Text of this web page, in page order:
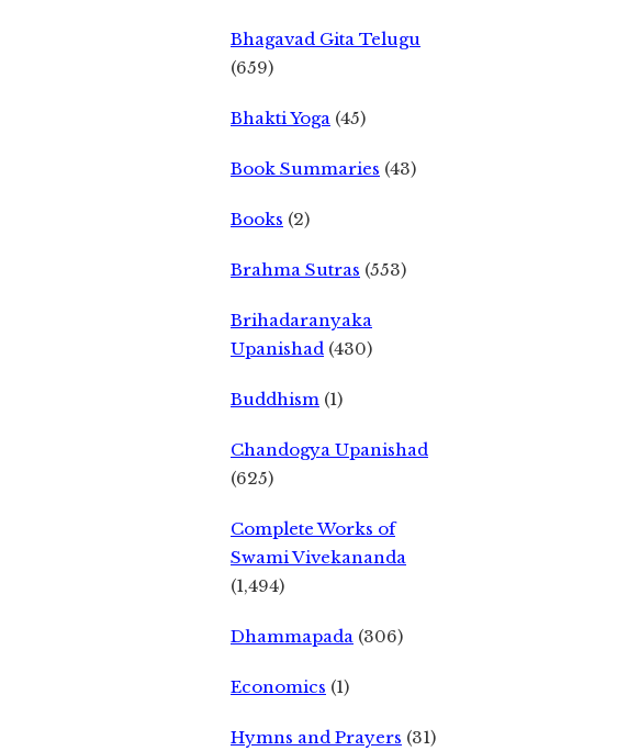
Bhagavad Gita Telugu
(659)
Bhakti Yoga (45)
Book Summaries (43)
Books (2)
Brahma Sutras (553)
Brihadaranyaka
Upanishad (430)
Buddhism (1)
Chandogya Upanishad
(625)
Complete Works of
Swami Vivekananda
(1,494)
Dhammapada (306)
Economics (1)
Hymns and Prayers (31)